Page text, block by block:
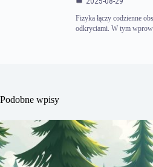
Fizyka łączy codzienne
odkryciami. W tym
Podobne wpisy